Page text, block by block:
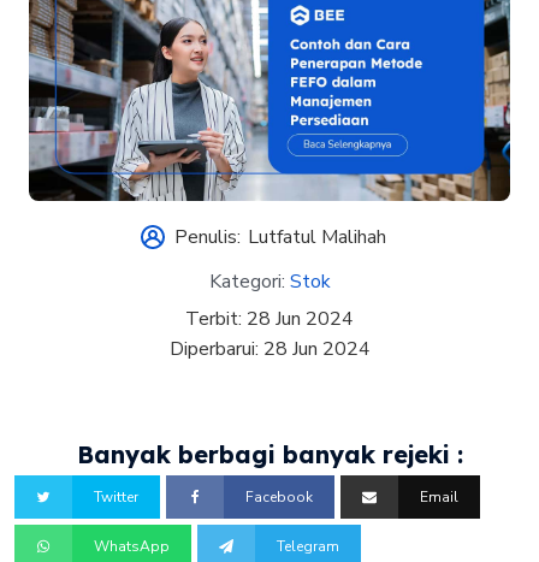
Penulis: Lutfatul Malihah
Kategori: Stok
Terbit: 28 Jun 2024
Diperbarui: 28 Jun 2024
Banyak berbagi banyak rejeki :
Twitter Facebook Email
WhatsApp Telegram